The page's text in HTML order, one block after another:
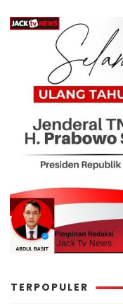
TERPOPULER